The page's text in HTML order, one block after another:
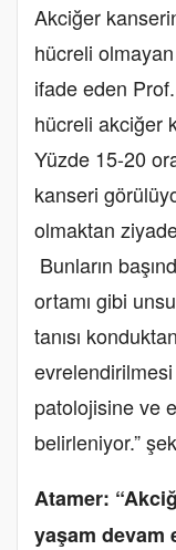
Akciğer
hücreli olmayan
ifade eden
hücreli akciğer
Yüzde 15-20
kanseri
olmaktan
Bunların
ortamı gibi
tanısı
evrelendirilmesi
patolojisine ve
belirleniyor.”
Atamer:
yaşam devam